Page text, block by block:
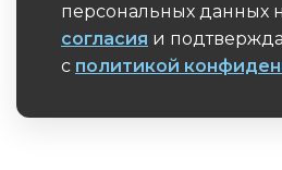
Заключение эксперта:
к восстановлению
персональных данных
согласия и
с политикой